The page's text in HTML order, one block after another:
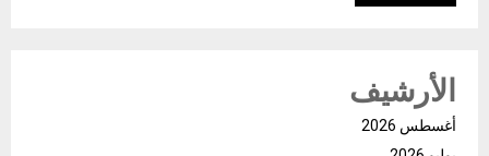
الأرشيف
أغسطس 2026